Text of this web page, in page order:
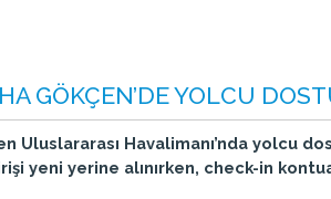
Airports Holdings Berhad
GÖKÇEN’DE YOLCU
Uluslararası Havalimanı’nda yolcu
yeni yerine alınırken, check-in